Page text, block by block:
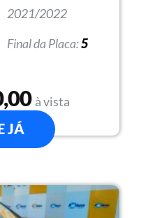
2021/2022
5
à vista
JÁ